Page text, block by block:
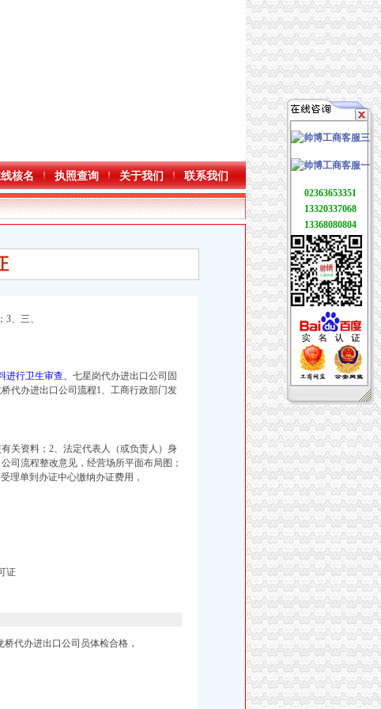
核名 执照查询 关于我们 联系我们
3、三、
行卫生审查、 七星岗代办进出口公司 固
代办进出口公司 流程1、工商行政部门发
关资料；2、法定代表人（或负责人）身
司流程整改意见，经营场所平面布局图；
理单到办证中心缴纳办证费用，
证
桥代办进出口公司 员体检合格，
02363653351
13320337068
13368080804